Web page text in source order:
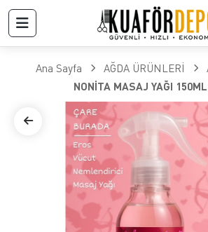
Ana Sayfa AĞDA ÜRÜNLERİ
NONİTA MASAJ YAĞI